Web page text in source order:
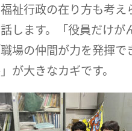
祉行政の在り方も考え
します。「役員だけが
場の仲間が力を発揮で
が大きなカギです。